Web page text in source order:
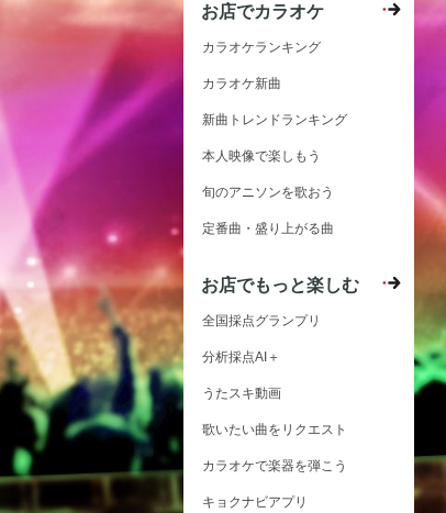
お店でカラオケ
カラオケランキング
カラオケ新曲
新曲トレンドランキング
本人映像で楽しもう
旬のアニソンを歌おう
定番曲・盛り上がる曲
お店でもっと楽しむ
全国採点グランプリ
分析採点AI＋
うたスキ動画
歌いたい曲をリクエスト
カラオケで楽器を弾こう
キョクナビアプリ